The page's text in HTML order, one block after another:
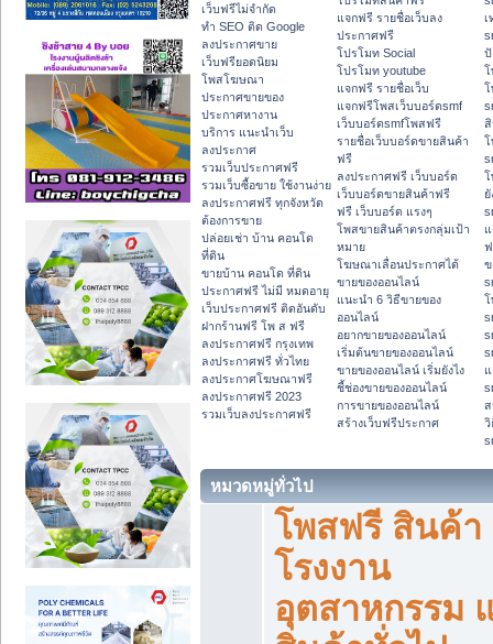
เว็บฟรีไม่จำกัด
ทำ SEO ติด Google
ลงประกาศขาย
เว็บฟรียอดนิยม
โพสโฆษณา
ประกาศขายของ
ประกาศหางาน
บริการ แนะนำเว็บ
ลงประกาศ
รวมเว็บประกาศฟรี
รวมเว็บซื้อขาย ใช้งานง่าย
ลงประกาศฟรี ทุกจังหวัด
ต้องการขาย
ปล่อยเช่า บ้าน คอนโด
ที่ดิน
ขายบ้าน คอนโด ที่ดิน
ประกาศฟรี ไม่มี หมดอายุ
เว็บประกาศฟรี ติดอันดับ
ฝากร้านฟรี โพ ส ฟรี
ลงประกาศฟรี กรุงเทพ
ลงประกาศฟรี ทั่วไทย
ลงประกาศโฆษณาฟรี
ลงประกาศฟรี 2023
รวมเว็บลงประกาศฟรี
แจกฟรี รายชื่อเว็บลง
ประกาศฟรี
โปรโมท Social
โปรโมท youtube
แจกฟรี รายชื่อเว็บ
แจกฟรีโพสเว็บบอร์ดsmf
เว็บบอร์ดsmfโพสฟรี
รายชื่อเว็บบอร์ดขายสินค้า
ฟรี
ลงประกาศฟรี เว็บบอร์ด
เว็บบอร์ดขายสินค้าฟรี
ฟรี เว็บบอร์ด แรงๆ
โพสขายสินค้าตรงกลุ่มเป้า
หมาย
โฆษณาเลื่อนประกาศได้
ขายของออนไลน์
แนะนำ 6 วิธีขายของ
ออนไลน์
อยากขายของออนไลน์
เริ่มต้นขายของออนไลน์
ขายของออนไลน์ เริ่มยังไง
ชี้ช่องขายของออนไลน์
การขายของออนไลน์
สร้างเว็บฟรีประกาศ
เ
ปั
โ
โ
ข
โ
ส
วิ
หมวดหมู่ทั่วไป
โพสฟรี สินค้า
โรงงาน
อุตสาหกรรม